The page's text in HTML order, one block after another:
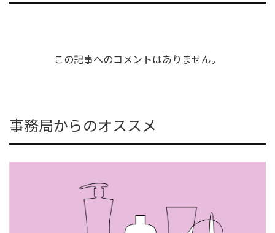
この記事へのコメントはありません。
事務局からのオススメ